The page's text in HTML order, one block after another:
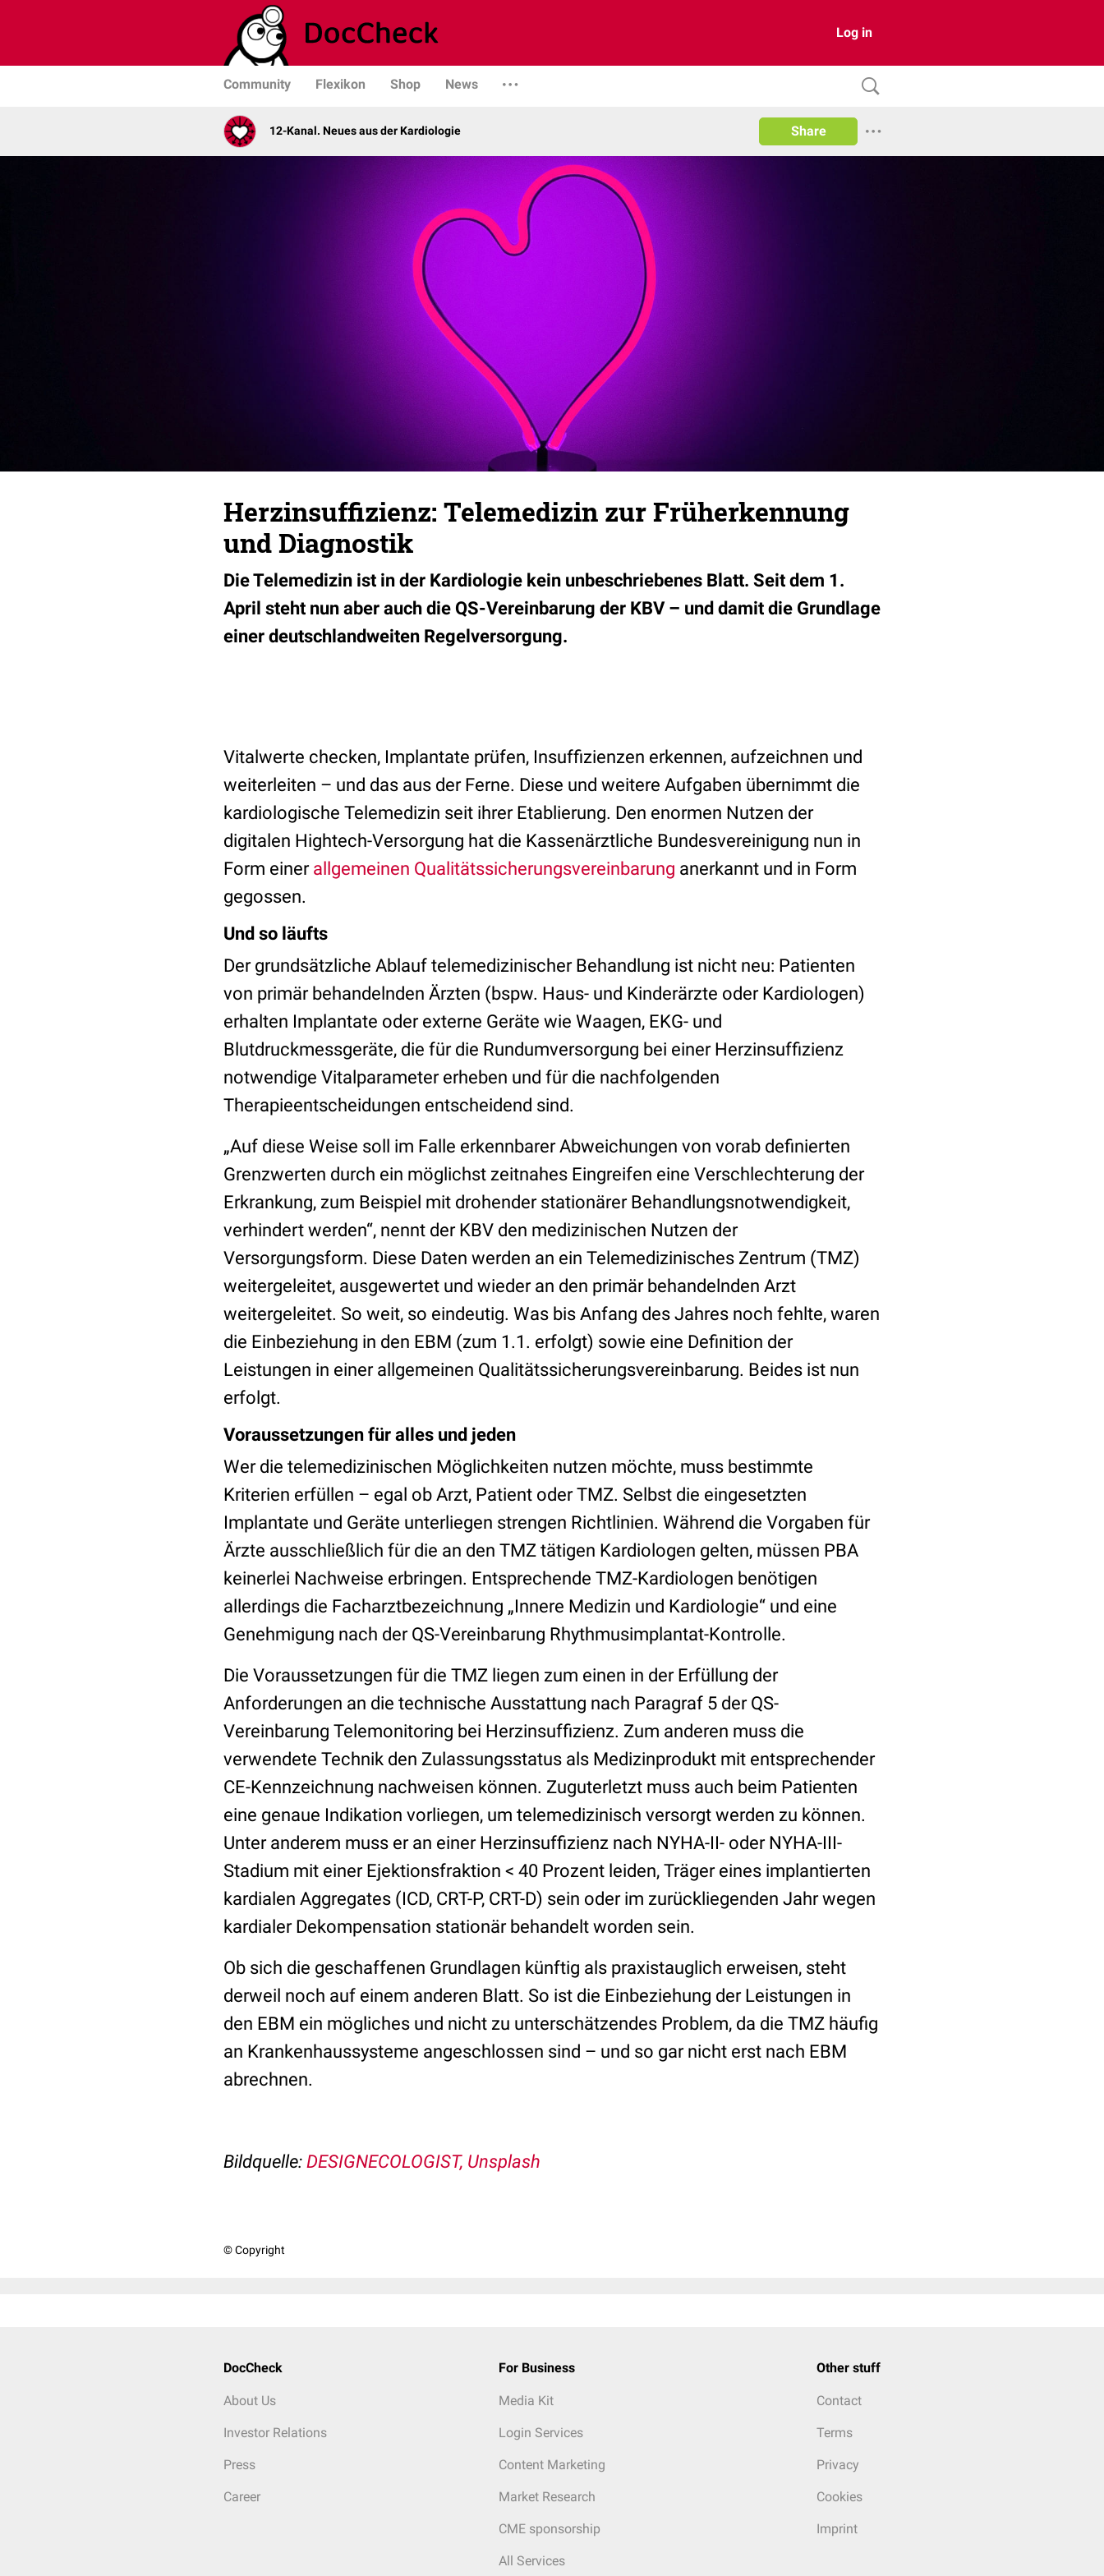
Log in
Community Flexikon Shop News
12-Kanal. Neues aus der Kardiologie Share
Herzinsuffizienz: Telemedizin zur Früherkennung
und Diagnostik
Die Telemedizin ist in der Kardiologie kein unbeschriebenes Blatt. Seit dem 1.
April steht nun aber auch die QS-Vereinbarung der KBV – und damit die Grundlage
einer deutschlandweiten Regelversorgung.
Vitalwerte checken, Implantate prüfen, Insuffizienzen erkennen, aufzeichnen und
weiterleiten – und das aus der Ferne. Diese und weitere Aufgaben übernimmt die
kardiologische Telemedizin seit ihrer Etablierung. Den enormen Nutzen der
digitalen Hightech-Versorgung hat die Kassenärztliche Bundesvereinigung nun in
Form einer allgemeinen Qualitätssicherungsvereinbarung anerkannt und in Form
gegossen.
Und so läufts
Der grundsätzliche Ablauf telemedizinischer Behandlung ist nicht neu: Patienten
von primär behandelnden Ärzten (bspw. Haus- und Kinderärzte oder Kardiologen)
erhalten Implantate oder externe Geräte wie Waagen, EKG- und
Blutdruckmessgeräte, die für die Rundumversorgung bei einer Herzinsuffizienz
notwendige Vitalparameter erheben und für die nachfolgenden
Therapieentscheidungen entscheidend sind.
„Auf diese Weise soll im Falle erkennbarer Abweichungen von vorab definierten
Grenzwerten durch ein möglichst zeitnahes Eingreifen eine Verschlechterung der
Erkrankung, zum Beispiel mit drohender stationärer Behandlungsnotwendigkeit,
verhindert werden“, nennt der KBV den medizinischen Nutzen der
Versorgungsform. Diese Daten werden an ein Telemedizinisches Zentrum (TMZ)
weitergeleitet, ausgewertet und wieder an den primär behandelnden Arzt
weitergeleitet. So weit, so eindeutig. Was bis Anfang des Jahres noch fehlte, waren
die Einbeziehung in den EBM (zum 1.1. erfolgt) sowie eine Definition der
Leistungen in einer allgemeinen Qualitätssicherungsvereinbarung. Beides ist nun
erfolgt.
Voraussetzungen für alles und jeden
Wer die telemedizinischen Möglichkeiten nutzen möchte, muss bestimmte
Kriterien erfüllen – egal ob Arzt, Patient oder TMZ. Selbst die eingesetzten
Implantate und Geräte unterliegen strengen Richtlinien. Während die Vorgaben für
Ärzte ausschließlich für die an den TMZ tätigen Kardiologen gelten, müssen PBA
keinerlei Nachweise erbringen. Entsprechende TMZ-Kardiologen benötigen
allerdings die Facharztbezeichnung „Innere Medizin und Kardiologie“ und eine
Genehmigung nach der QS-Vereinbarung Rhythmusimplantat-Kontrolle.
Die Voraussetzungen für die TMZ liegen zum einen in der Erfüllung der
Anforderungen an die technische Ausstattung nach Paragraf 5 der QS-
Vereinbarung Telemonitoring bei Herzinsuffizienz. Zum anderen muss die
verwendete Technik den Zulassungsstatus als Medizinprodukt mit entsprechender
CE-Kennzeichnung nachweisen können. Zuguterletzt muss auch beim Patienten
eine genaue Indikation vorliegen, um telemedizinisch versorgt werden zu können.
Unter anderem muss er an einer Herzinsuffizienz nach NYHA-II- oder NYHA-III-
Stadium mit einer Ejektionsfraktion < 40 Prozent leiden, Träger eines implantierten
kardialen Aggregates (ICD, CRT-P, CRT-D) sein oder im zurückliegenden Jahr wegen
kardialer Dekompensation stationär behandelt worden sein.
Ob sich die geschaffenen Grundlagen künftig als praxistauglich erweisen, steht
derweil noch auf einem anderen Blatt. So ist die Einbeziehung der Leistungen in
den EBM ein mögliches und nicht zu unterschätzendes Problem, da die TMZ häufig
an Krankenhaussysteme angeschlossen sind – und so gar nicht erst nach EBM
abrechnen.
Bildquelle: DESIGNECOLOGIST, Unsplash
© Copyright
DocCheck
About Us
Investor Relations
Press
Career
For Business
Media Kit
Login Services
Content Marketing
Market Research
CME sponsorship
All Services
Other stuff
Contact
Terms
Privacy
Cookies
Imprint